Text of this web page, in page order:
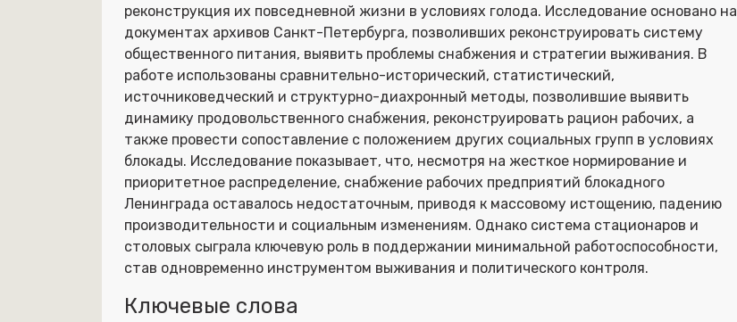
реконструкция их повседневной жизни в условиях голода. Исследование основано на
документах архивов Санкт-Петербурга, позволивших реконструировать систему
общественного питания, выявить проблемы снабжения и стратегии выживания. В
работе использованы сравнительно-исторический, статистический,
источниковедческий и структурно-диахронный методы, позволившие выявить
динамику продовольственного снабжения, реконструировать рацион рабочих, а
также провести сопоставление с положением других социальных групп в условиях
блокады. Исследование показывает, что, несмотря на жесткое нормирование и
приоритетное распределение, снабжение рабочих предприятий блокадного
Ленинграда оставалось недостаточным, приводя к массовому истощению, падению
производительности и социальным изменениям. Однако система стационаров и
столовых сыграла ключевую роль в поддержании минимальной работоспособности,
став одновременно инструментом выживания и политического контроля.
Ключевые слова